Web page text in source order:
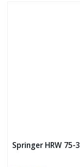
Springer HRW 75-3